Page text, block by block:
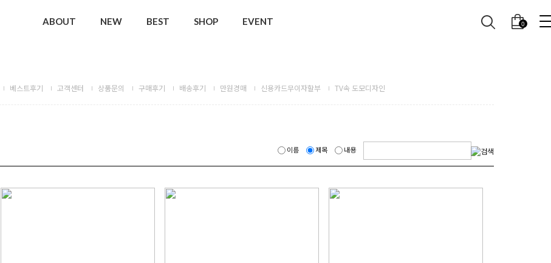
ABOUT NEW BEST SHOP EVENT 0
베스트후기 고객센터 상품문의 구매후기 배송후기 만원경매 신용카드무이자할부 TV속 도모디자인
이름 제목 내용